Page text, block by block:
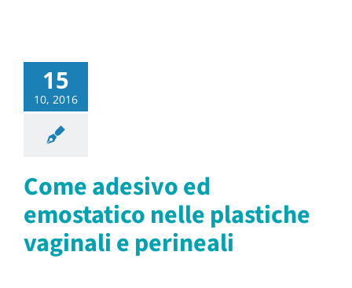
15
10, 2016
Come adesivo ed
emostatico nelle plastiche
vaginali e perineali